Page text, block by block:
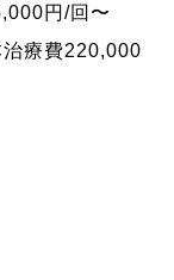
円/回〜
療費220,000